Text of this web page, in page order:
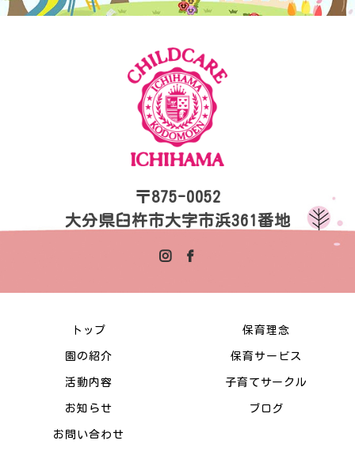
〒875-0052
大分県臼杵市大字市浜361番地
トップ 保育理念
園の紹介 保育サービス
活動内容 子育てサークル
お知らせ ブログ
お問い合わせ